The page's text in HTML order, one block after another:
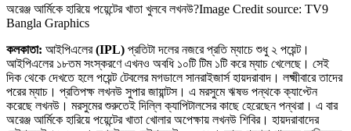
অরেঞ্জ আর্মিকে হারিয়ে পয়েন্টের খাতা খুলবে লখনউ?Image Credit source: TV9
Bangla Graphics
কলকাতা: আইপিএলের(IPL) প্রতিটা দলের নজরে প্রতি ম্যাচে শুধু ২ পয়েন্ট।
আইপিএলের ১৮তম সংস্করণে এখনও অবধি ১০টি টিম ১টি করে ম্যাচ খেলেছে। সেই
দিক থেকে দেখতে হলে পয়েন্ট টেবলের মগডালে সানরাইজার্স হায়দরাবাদ। লক্ষ্মীবারে তাদের
পরের ম্যাচ। প্রতিপক্ষ লখনউ সুপার জায়ান্টস। এ মরসুমে ঋষভ পন্থকে ক্যাপ্টেন
করেছে লখনউ। মরসুমের শুরুতেই দিল্লি ক্যাপিটালসের কাছে হেরেছেন পন্থরা। এ বার
অরেঞ্জ আর্মিকে হারিয়ে পয়েন্টের খাতা খোলার অপেক্ষায় লখনউ শিবির। হায়দরাবাদের